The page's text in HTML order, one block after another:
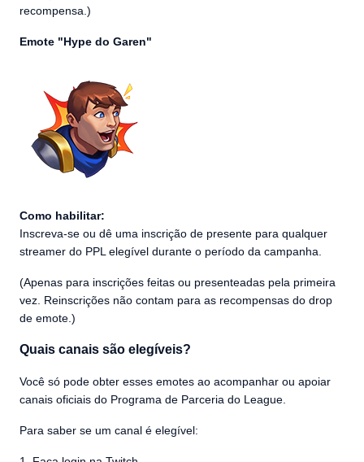
recompensa.)
Emote "Hype do Garen"
Como habilitar:
Inscreva-se ou dê uma inscrição de presente para qualquer
streamer do PPL elegível durante o período da campanha.
(Apenas para inscrições feitas ou presenteadas pela primeira
vez. Reinscrições não contam para as recompensas do drop
de emote.)
Quais canais são elegíveis?
Você só pode obter esses emotes ao acompanhar ou apoiar
canais oficiais do Programa de Parceria do League.
Para saber se um canal é elegível: